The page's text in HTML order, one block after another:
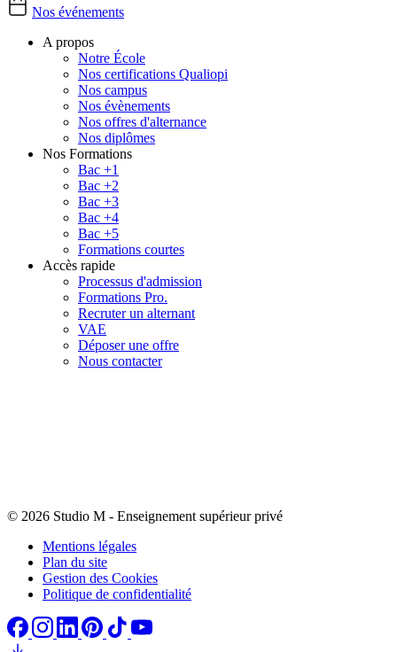
Nos événements
A propos
Notre École
Nos certifications Qualiopi
Nos campus
Nos évènements
Nos offres d'alternance
Nos diplômes
Nos Formations
Bac +1
Bac +2
Bac +3
Bac +4
Bac +5
Formations courtes
Accès rapide
Processus d'admission
Formations Pro.
Recruter un alternant
VAE
Déposer une offre
Nous contacter
© 2026 Studio M - Enseignement supérieur privé
Mentions légales
Plan du site
Gestion des Cookies
Politique de confidentialité